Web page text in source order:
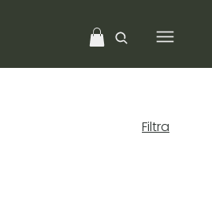
Filtra